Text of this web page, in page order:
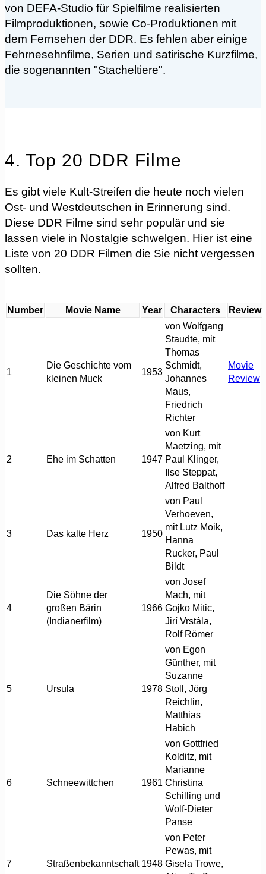
von DEFA-Studio für Spielfilme realisierten
Filmproduktionen, sowie Co-Produktionen mit
dem Fernsehen der DDR. Es fehlen aber einige
Fehrnesehnfilme, Serien und satirische Kurzfilme,
die sogenannten "Stacheltiere".
4. Top 20 DDR Filme
Es gibt viele Kult-Streifen die heute noch vielen
Ost- und Westdeutschen in Erinnerung sind.
Diese DDR Filme sind sehr populär und sie
lassen viele in Nostalgie schwelgen. Hier ist eine
Liste von 20 DDR Filmen die Sie nicht vergessen
sollten.
Number Movie Name Year Characters Review
1
Die Geschichte vom
kleinen Muck
1953
von Wolfgang
Staudte, mit
Thomas
Schmidt,
Johannes
Maus,
Friedrich
Richter
Movie
Review
2 Ehe im Schatten 1947
von Kurt
Maetzing, mit
Paul Klinger,
Ilse Steppat,
Alfred Balthoff
3 Das kalte Herz 1950
von Paul
Verhoeven,
mit Lutz Moik,
Hanna
Rucker, Paul
Bildt
4
Die Söhne der
großen Bärin
(Indianerfilm)
1966
von Josef
Mach, mit
Gojko Mitic,
Jirí Vrstála,
Rolf Römer
5 Ursula 1978
von Egon
Günther, mit
Suzanne
Stoll, Jörg
Reichlin,
Matthias
Habich
6 Schneewittchen 1961
von Gottfried
Kolditz, mit
Marianne
Christina
Schilling und
Wolf-Dieter
Panse
7 Straßenbekanntschaft 1948
von Peter
Pewas, mit
Gisela Trowe,